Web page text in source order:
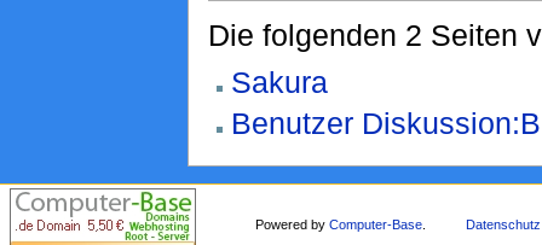
Die folgenden 2 Seiten
Sakura
Benutzer
Powered byComputer-Base Datenschutz